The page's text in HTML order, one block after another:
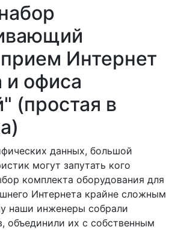
Интернет
и офиса
(простая в
данных, большой
могут запутать кого
комплекта оборудования для
Интернета крайне сложным
наши инженеры собрали
объединили их с собственным